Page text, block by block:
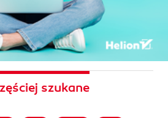
szukane